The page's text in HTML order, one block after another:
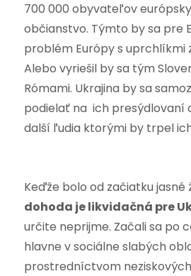
700 000 obyvateľov
občianstvo. Týmto by sa pre
problém Európy s uprchlíkmi
Alebo vyriešil by sa tým
Rómami. Ukrajina by sa
podielať na ich presýdlovaní
další ľudia ktorými by trpel
Keďže bolo od začiatku jasné
dohoda je likvidačná pre
určite neprijme. Začali sa po
hlavne v sociálne slabých
prostredníctvom